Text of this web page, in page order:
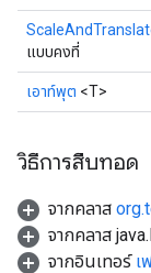
แบบคงที่
เอาท์พุต <T>
วิธีการสืบทอด
จากคลาส
จากคลาส
จากอินเทอร์ เ